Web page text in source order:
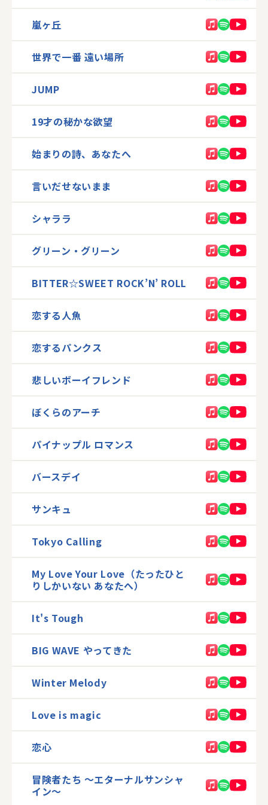
嵐ヶ丘
世界で一番 遠い場所
JUMP
19才の秘かな欲望
始まりの詩、あなたへ
言いだせないまま
シャララ
グリーン・グリーン
BITTER☆SWEET ROCK’N’ ROLL
恋する人魚
恋するパンクス
悲しいボーイフレンド
ぼくらのアーチ
パイナップル ロマンス
バースデイ
サンキュ
Tokyo Calling
My Love Your Love（たったひと
りしかいない あなたへ）
It's Tough
BIG WAVE やってきた
Winter Melody
Love is magic
恋心
冒険者たち 〜エターナルサンシャ
イン〜